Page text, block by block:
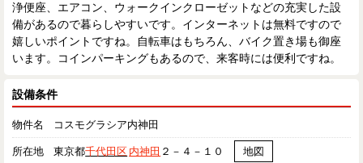
浄便座、エアコン、ウォークインクローゼットなどの充実した設
備があるので暮らしやすいです。インターネットは無料ですので
嬉しいポイントですね。自転車はもちろん、バイク置き場も御座
います。コインパーキングもあるので、来客時には便利ですね。
設備条件
物件名 コスモグラシア内神田
所在地 東京都千代田区 内神田 ２－４－１０ 地図